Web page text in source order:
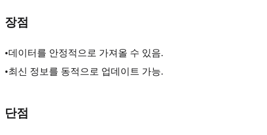
장점
•데이터를 안정적으로 가져올 수 있음.
•최신 정보를 동적으로 업데이트 가능.
단점